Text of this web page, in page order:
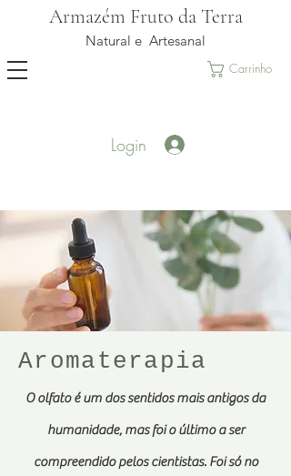
Armazém Fruto da Terra
Natural e Artesanal
Carrinho
Login
Aromaterapia
O olfato é um dos sentidos mais antigos da
humanidade, mas foi o último a ser
compreendido pelos cientistas. Foi só no